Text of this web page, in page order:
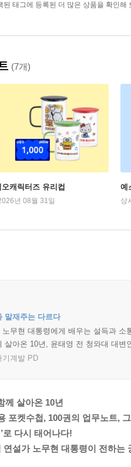
된 태그에 등록된 더 많은 상품을 확인해
(7개)
캐릭터즈 유리컵
년 08월 31일
예
상
말재주는 다르다
노무현 대통령에게 배우는 설득과
살아온 10년, 윤태영 전 청와대 대
기계발 PD
께 살아온 10년
포켓수첩, 100권의 업무노트,
로 다시 태어나다!
연설가 노무현 대통령이 전하는